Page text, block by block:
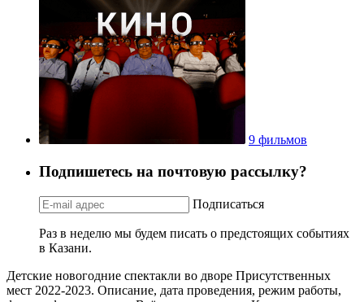
9 фильмов
Подпишетесь на почтовую рассылку?
Подписаться
Раз в неделю мы будем писать о предстоящих событиях
в Казани.
Детские новогодние спектакли во дворе Присутственных
мест 2022-2023. Описание, дата проведения, режим работы,